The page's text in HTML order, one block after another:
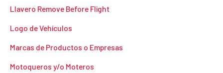
Llavero Remove Before Flight
Logo de Vehículos
Marcas de Productos o Empresas
Motoqueros y/o Moteros